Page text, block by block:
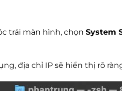
trái màn hình, chọn System
địa chỉ IP sẽ hiển thị rõ